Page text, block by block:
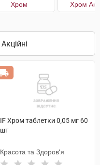
Хром Хром
IF Хром таблетки 0,05 мг 60
шт
Красота та Здоров'я